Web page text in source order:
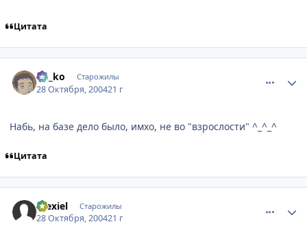
Цитата
Ge_ko Старожилы
28 Октября, 200421 г
Набь, на базе дело было, имхо, не во "взрослости" ^_^_^
Цитата
Alexiel Старожилы
28 Октября, 200421 г